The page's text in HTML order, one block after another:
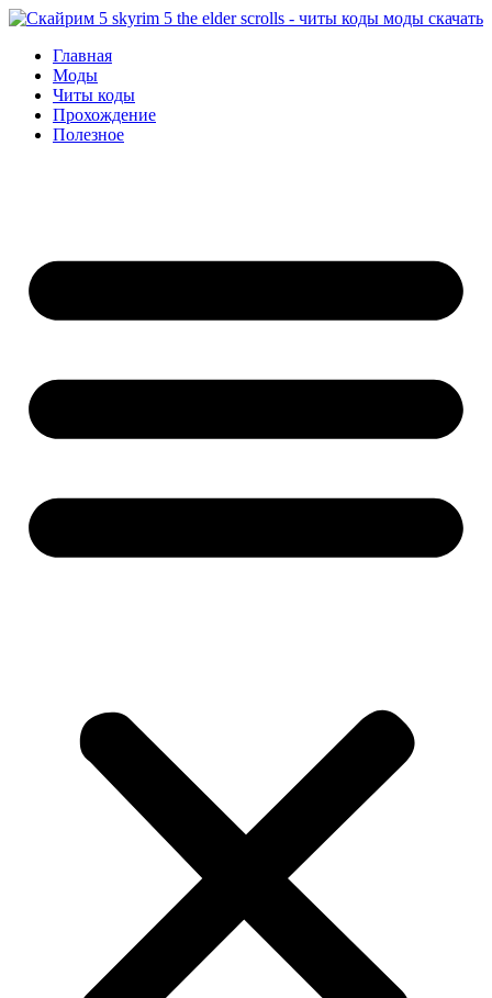
Перейти
содержимому
Главная
Моды
Читы коды
Прохождение
Полезное